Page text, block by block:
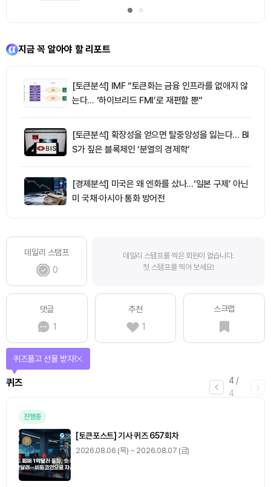
지금 꼭 알아야 할 리포트
[토큰분석] IMF “토큰화는 금융 인프라를 없애지 않
는다… ‘하이브리드 FMI’로 재편할 뿐”
[토큰분석] 확장성을 얻으면 탈중앙성을 잃는다… BI
S가 짚은 블록체인 ‘분열의 경제학’
[경제분석] 미국은 왜 엔화를 샀나…‘일본 구제’ 아닌
미 국채·아시아 통화 방어전
데일리 스탬프
0
데일리 스탬프를 찍은 회원이 없습니다.
첫 스탬프를 찍어 보세요!
댓글
1
추천
1
스크랩
4 /
4
퀴즈
퀴즈풀고 선물 받자!
진행중
[토큰포스트] 기사 퀴즈 657회차
2026.08.06 (목) ~ 2026.08.07 (금)